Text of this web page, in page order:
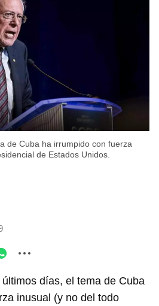
de Cuba ha irrumpido con fuerza
de Estados Unidos.
últimos días, el tema de Cuba
inusual (y no del todo